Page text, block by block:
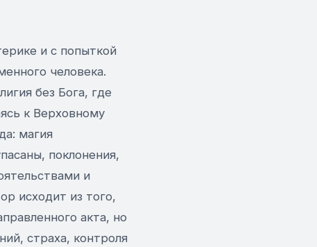
и с попыткой
человека.
без Бога, где
к Верховному
магия
поклонения,
и
исходит из того,
акта, но
страха, контроля